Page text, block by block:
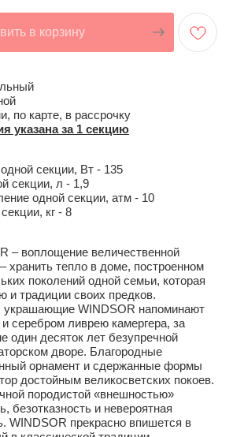
в корзину
по карте, в рассрочку
указана за 1 секцию
секции, Вт - 135
секции, л - 1,9
одной секции, атм - 10
кг - 8
– воплощение величественной
хранить тепло в доме, построенном
поколений одной семьи, которая
и традиции своих предков.
украшающие WINDSOR напоминают
серебром ливрею камергера, за
один десяток лет безупречной
дворе. Благородные
орнамент и сдержанные формы
достойным великосветских покоев.
породистой «внешностью»
безотказность и невероятная
WINDSOR прекрасно впишется в